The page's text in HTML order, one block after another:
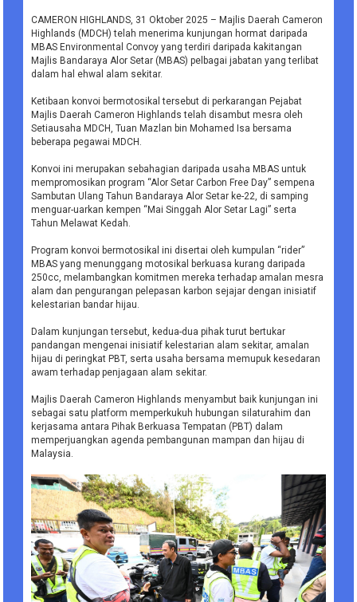
CAMERON HIGHLANDS, 31 Oktober 2025 – Majlis Daerah Cameron
Highlands (MDCH) telah menerima kunjungan hormat daripada
MBAS Environmental Convoy yang terdiri daripada kakitangan
Majlis Bandaraya Alor Setar (MBAS) pelbagai jabatan yang terlibat
dalam hal ehwal alam sekitar.
Ketibaan konvoi bermotosikal tersebut di perkarangan Pejabat
Majlis Daerah Cameron Highlands telah disambut mesra oleh
Setiausaha MDCH, Tuan Mazlan bin Mohamed Isa bersama
beberapa pegawai MDCH.
Konvoi ini merupakan sebahagian daripada usaha MBAS untuk
mempromosikan program “Alor Setar Carbon Free Day” sempena
Sambutan Ulang Tahun Bandaraya Alor Setar ke-22, di samping
menguar-uarkan kempen “Mai Singgah Alor Setar Lagi” serta
Tahun Melawat Kedah.
Program konvoi bermotosikal ini disertai oleh kumpulan “rider”
MBAS yang menunggang motosikal berkuasa kurang daripada
250cc, melambangkan komitmen mereka terhadap amalan mesra
alam dan pengurangan pelepasan karbon sejajar dengan inisiatif
kelestarian bandar hijau.
Dalam kunjungan tersebut, kedua-dua pihak turut bertukar
pandangan mengenai inisiatif kelestarian alam sekitar, amalan
hijau di peringkat PBT, serta usaha bersama memupuk kesedaran
awam terhadap penjagaan alam sekitar.
Majlis Daerah Cameron Highlands menyambut baik kunjungan ini
sebagai satu platform memperkukuh hubungan silaturahim dan
kerjasama antara Pihak Berkuasa Tempatan (PBT) dalam
memperjuangkan agenda pembangunan mampan dan hijau di
Malaysia.